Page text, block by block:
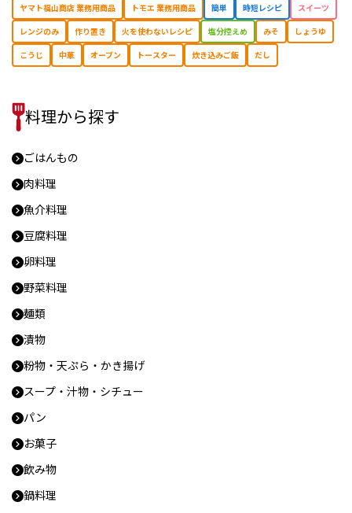
ヤマト福山商店 業務用商品 トモエ 業務用商品 簡単 時短レシピ
スイーツ
レンジのみ
作り置き ⽕を使わないレシピ 塩分控えめ みそ
しょうゆ
こうじ
中華 オーブン トースター 炊き込みご飯 だし
料理から探す
ごはんもの
肉料理
魚介料理
豆腐料理
卵料理
野菜料理
麺類
漬物
粉物・天ぷら・かき揚げ
スープ・汁物・シチュー
パン
お菓子
飲み物
鍋料理